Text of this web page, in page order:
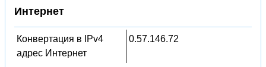
Интернет
Конвертация в IPv4
адрес Интернет
0.57.146.72